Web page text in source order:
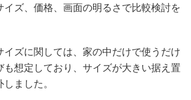
イズ、価格、画面の明るさで比較検討を
イズに関しては、家の中だけで使うだけ
も想定しており、サイズが大きい据え置
ました。